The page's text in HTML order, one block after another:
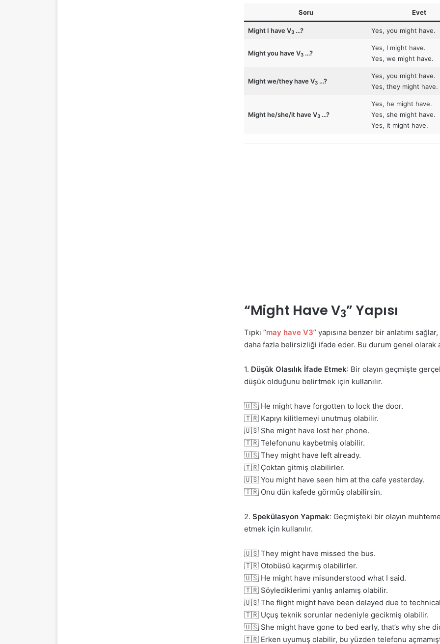
Soru Evet
Might I have V3…? Yes, you might have.
Might you haveV3…?
Yes, I might have.
Yes, we might have.
Might we/they haveV3…?
Yes, you might have.
Yes, they might have.
Might he/she/it haveV3…?
Yes, he might have.
Yes, she might have.
Yes, it might have.
“Might Have V3” Yapısı
Tıpkı “may have V3” yapısına benzer bir anlatımı
daha fazla belirsizliği ifade eder. Bu durum genel olarak
1. Düşük Olasılık İfade Etmek: Bir olayın geçmişte
düşük olduğunu belirtmek için kullanılır.
🇺🇸 He might have forgotten to lock the door.
🇹🇷 Kapıyı kilitlemeyi unutmuş olabilir.
🇺🇸 She might have lost her phone.
🇹🇷 Telefonunu kaybetmiş olabilir.
🇺🇸 They might have left already.
🇹🇷 Çoktan gitmiş olabilirler.
🇺🇸 You might have seen him at the cafe yesterday.
🇹🇷 Onu dün kafede görmüş olabilirsin.
2. Spekülasyon Yapmak: Geçmişteki bir olayın
etmek için kullanılır.
🇺🇸 They might have missed the bus.
🇹🇷 Otobüsü kaçırmış olabilirler.
🇺🇸 He might have misunderstood what I said.
🇹🇷 Söylediklerimi yanlış anlamış olabilir.
🇺🇸 The flight might have been delayed due to
🇹🇷 Uçuş teknik sorunlar nedeniyle gecikmiş olabilir.
🇺🇸 She might have gone to bed early, that’s why she
🇹🇷 Erken uyumuş olabilir, bu yüzden telefonu